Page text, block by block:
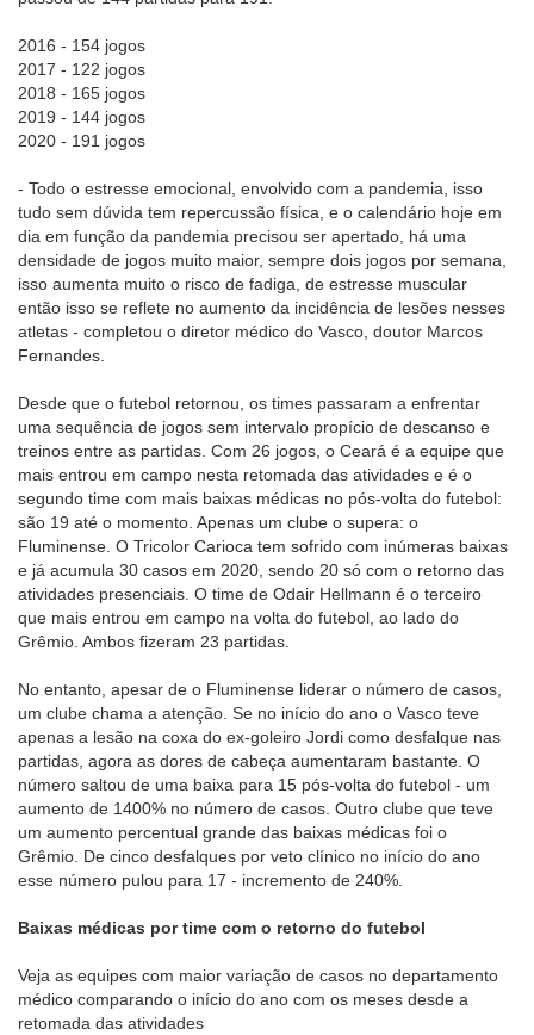
2016 - 154 jogos
2017 - 122 jogos
2018 - 165 jogos
2019 - 144 jogos
2020 - 191 jogos
- Todo o estresse emocional, envolvido com a pandemia, isso
tudo sem dúvida tem repercussão física, e o calendário hoje em
dia em função da pandemia precisou ser apertado, há uma
densidade de jogos muito maior, sempre dois jogos por semana,
isso aumenta muito o risco de fadiga, de estresse muscular
então isso se reflete no aumento da incidência de lesões nesses
atletas - completou o diretor médico do Vasco, doutor Marcos
Fernandes.
Desde que o futebol retornou, os times passaram a enfrentar
uma sequência de jogos sem intervalo propício de descanso e
treinos entre as partidas. Com 26 jogos, o Ceará é a equipe que
mais entrou em campo nesta retomada das atividades e é o
segundo time com mais baixas médicas no pós-volta do futebol:
são 19 até o momento. Apenas um clube o supera: o
Fluminense. O Tricolor Carioca tem sofrido com inúmeras baixas
e já acumula 30 casos em 2020, sendo 20 só com o retorno das
atividades presenciais. O time de Odair Hellmann é o terceiro
que mais entrou em campo na volta do futebol, ao lado do
Grêmio. Ambos fizeram 23 partidas.
No entanto, apesar de o Fluminense liderar o número de casos,
um clube chama a atenção. Se no início do ano o Vasco teve
apenas a lesão na coxa do ex-goleiro Jordi como desfalque nas
partidas, agora as dores de cabeça aumentaram bastante. O
número saltou de uma baixa para 15 pós-volta do futebol - um
aumento de 1400% no número de casos. Outro clube que teve
um aumento percentual grande das baixas médicas foi o
Grêmio. De cinco desfalques por veto clínico no início do ano
esse número pulou para 17 - incremento de 240%.
Baixas médicas por time com o retorno do futebol
Veja as equipes com maior variação de casos no departamento
médico comparando o início do ano com os meses desde a
retomada das atividades